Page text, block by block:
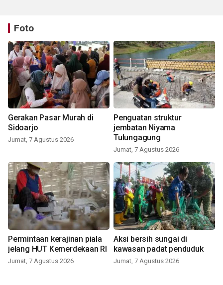
Foto
Gerakan Pasar Murah di
Sidoarjo
Jumat, 7 Agustus 2026
Penguatan struktur
jembatan Niyama
Tulungagung
Jumat, 7 Agustus 2026
Permintaan kerajinan piala
jelang HUT Kemerdekaan RI
Jumat, 7 Agustus 2026
Aksi bersih sungai di
kawasan padat penduduk
Jumat, 7 Agustus 2026